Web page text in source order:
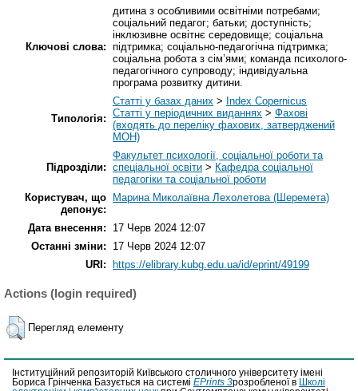
Ключові слова:
дитина з особливими освітніми потребами;
соціальний педагог; батьки; доступність;
інклюзивне освітнє середовище; соціальна
підтримка; соціально-педагогічна підтримка;
соціальна робота з сім’ями; команда психолого-
педагогічного супроводу; індивідуальна
програма розвитку дитини.
Типологія:
Статті у базах даних > Index Copernicus
Статті у періодичних виданнях > Фахові
(входять до переліку фахових, затверджений
МОН)
Підрозділи:
Факультет психології, соціальної роботи та
спеціальної освіти > Кафедра соціальної
педагогіки та соціальної роботи
Користувач, що
депонує:
Марина Миколаївна Лехолетова (Шеремета)
Дата внесення:
17 Черв 2024 12:07
Останні зміни:
17 Черв 2024 12:07
URI:
https://elibrary.kubg.edu.ua/id/eprint/49199
Actions (login required)
Перегляд елементу
Інституційний репозиторій Київського столичного університету імені
Бориса Грінченка Базується на системі EPrints 3розробленої в
Школі